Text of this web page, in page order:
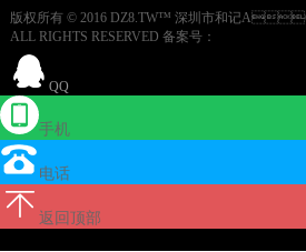
版权所有 © 2016 DZ8.TW™ 深圳市和记
ALL RIGHTS RESERVED 备案号：
QQ
手机
电话
返回顶部